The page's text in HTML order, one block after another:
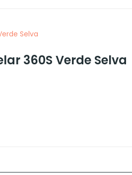
Selva
360S Verde Selva